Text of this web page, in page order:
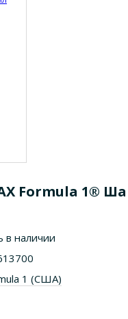
Formula 1®
в наличии
1 (США)